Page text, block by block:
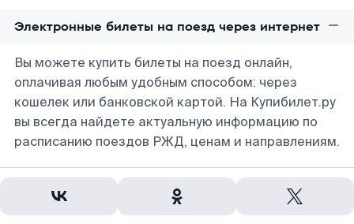
Электронные билеты на поезд через интернет
Вы можете купить билеты на поезд онлайн,
оплачивая любым удобным способом: через
кошелек или банковской картой. На Купибилет.ру
вы всегда найдете актуальную информацию по
расписанию поездов РЖД, ценам и направлениям.